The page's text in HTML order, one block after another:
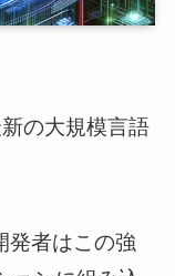
の大規模言語
発者はこの強